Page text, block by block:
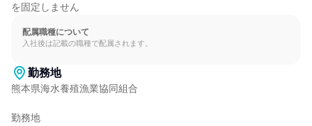
を固定しません
配属職種について
入社後は記載の職種で配属されます。
勤務地
熊本県海水養殖漁業協同組合
勤務地